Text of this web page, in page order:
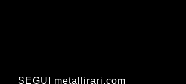
SEGUI metallirari.com